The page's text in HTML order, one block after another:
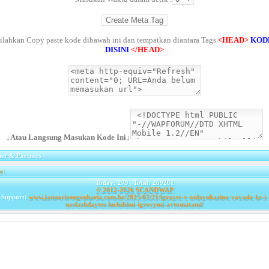
Copy paste kode dibawah ini dan tempatkan diantara Tags <HEAD>
DISINI </HEAD>
↓Atau Langsung Masukan Kode Ini↓
& Partners
|
Today: 279 | Total: 269261
© 2012-2026 SCANDWAP
Support: www.januarioengenharia.com.br/2025/02/21/igrayte-v-onlaynkazino-vavada-kz-i-
naslazhdaytes-luchshimi-igrovymi-avtomatami/